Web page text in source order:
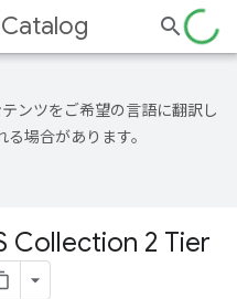
ンツをご希望の言語に翻訳し
場合があります。
Collection 2 Tier